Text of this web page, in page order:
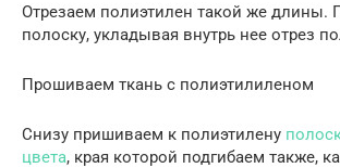
Отрезаем полиэтилен такой же длины.
полоску, укладывая внутрь нее отрез
Прошиваем ткань с полиэтилиленом
Снизу пришиваем к полиэтилену
цвета, края которой подгибаем также,